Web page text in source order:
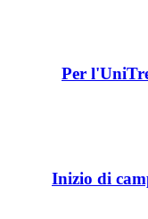
Per
Inizio di